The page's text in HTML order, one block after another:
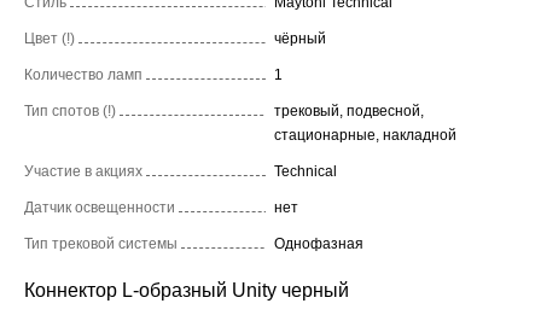
Цвет (!) чёрный
Количество ламп 1
Тип спотов (!)
трековый, подвесной,
стационарные, накладной
Участие в акциях Technical
Датчик освещенности нет
Тип трековой системы Однофазная
Коннектор L-образный Unity черный